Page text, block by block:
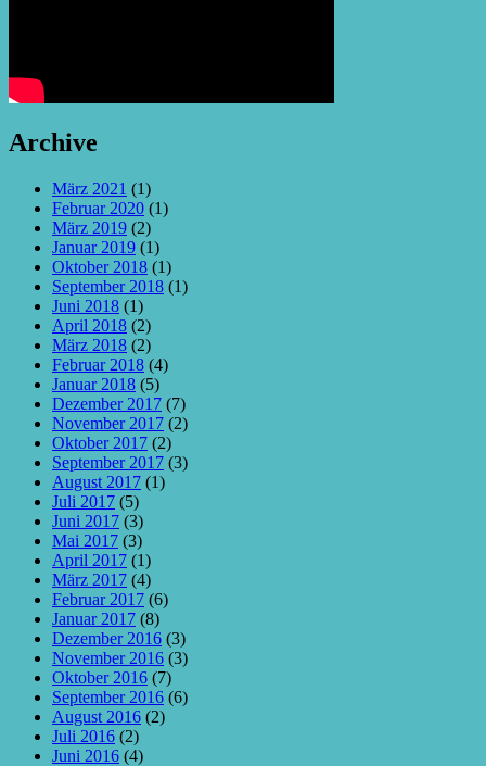
Archive
März 2021 (1)
Februar 2020 (1)
März 2019 (2)
Januar 2019 (1)
Oktober 2018 (1)
September 2018 (1)
Juni 2018 (1)
April 2018 (2)
März 2018 (2)
Februar 2018 (4)
Januar 2018 (5)
Dezember 2017 (7)
November 2017 (2)
Oktober 2017 (2)
September 2017 (3)
August 2017 (1)
Juli 2017 (5)
Juni 2017 (3)
Mai 2017 (3)
April 2017 (1)
März 2017 (4)
Februar 2017 (6)
Januar 2017 (8)
Dezember 2016 (3)
November 2016 (3)
Oktober 2016 (7)
September 2016 (6)
August 2016 (2)
Juli 2016 (2)
Juni 2016 (4)